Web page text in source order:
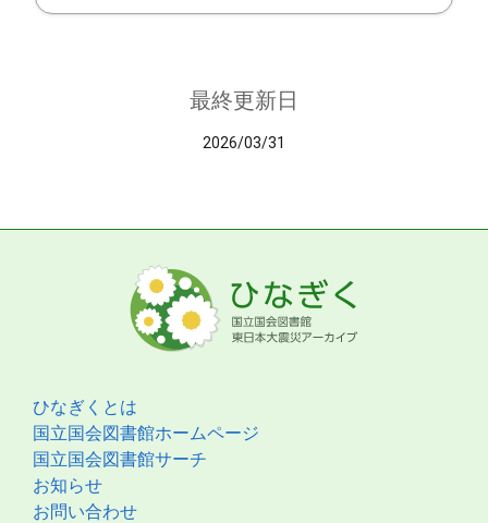
最終更新日
2026/03/31
ひなぎくとは
国立国会図書館ホームページ
国立国会図書館サーチ
お知らせ
お問い合わせ